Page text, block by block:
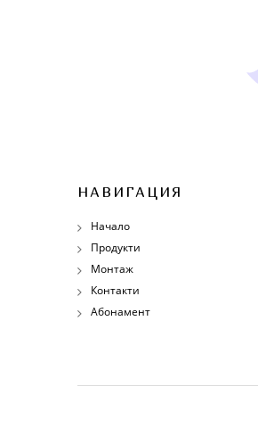
НАВИГАЦИЯ
Начало
Продукти
Монтаж
Контакти
Абонамент